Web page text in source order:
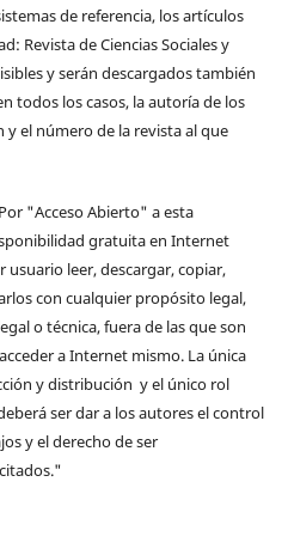
de referencia, los artículos
Revista de Ciencias Sociales y
y serán descargados también
todos los casos, la autoría de los
y el número de la revista al que
"Acceso Abierto" a esta
gratuita en Internet
leer, descargar, copiar,
con cualquier propósito legal,
o técnica, fuera de las que son
a Internet mismo. La única
y distribución y el único rol
ser dar a los autores el control
y el derecho de ser